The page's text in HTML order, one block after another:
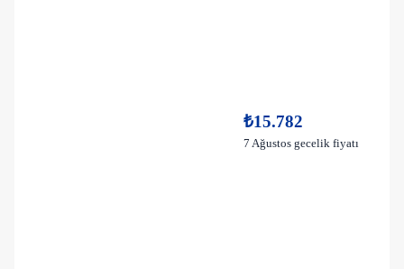
₺15.782
7 Ağustos gecelik fiyatı